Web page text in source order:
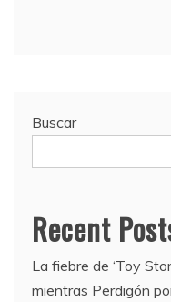
Buscar
Recent
La fiebre de ‘Toy
mientras Perdigón